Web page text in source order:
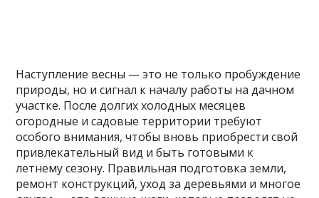
Наступление весны — это не только пробуждение
природы, но и сигнал к началу работы на дачном
участке. После долгих холодных месяцев
огородные и садовые территории требуют
особого внимания, чтобы вновь приобрести свой
привлекательный вид и быть готовыми к
летнему сезону. Правильная подготовка земли,
ремонт конструкций, уход за деревьями и многое